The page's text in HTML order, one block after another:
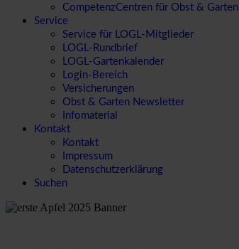
CompetenzCentren für Obst & Garten
Service
Service für LOGL-Mitglieder
LOGL-Rundbrief
LOGL-Gartenkalender
Login-Bereich
Versicherungen
Obst & Garten Newsletter
Infomaterial
Kontakt
Kontakt
Impressum
Datenschutzerklärung
Suchen